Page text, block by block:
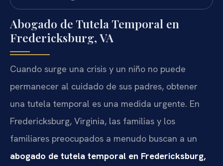
Abogado de Tutela Temporal en
Fredericksburg, VA
Cuando surge una crisis y un niño no puede
permanecer al cuidado de sus padres, obtener
una tutela temporal es una medida urgente. En
Fredericksburg, Virginia, las familias y los
familiares preocupados a menudo buscan a un
abogado de tutela temporal en Fredericksburg,